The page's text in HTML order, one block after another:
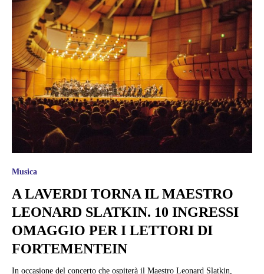
Musica
A LAVERDI TORNA IL MAESTRO
LEONARD SLATKIN. 10 INGRESSI
OMAGGIO PER I LETTORI DI
FORTEMENTEIN
In occasione del concerto che ospiterà il Maestro Leonard Slatkin,